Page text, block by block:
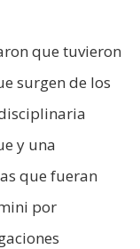
que tuvieron
surgen de los
y una
que fueran
por